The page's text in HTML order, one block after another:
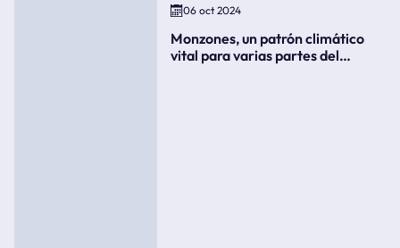
06 oct 2024
Monzones, un patrón climático
vital para varias partes del